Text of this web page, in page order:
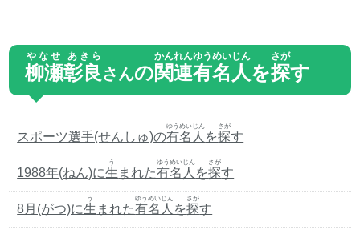
柳瀬彰良
やなせ あきら
さんの関連
かんれん
有名人
ゆうめいじん
を探
さが
す
スポーツ選手(せんしゅ)の有名人
ゆうめいじん
を探
さが
す
1988年(ねん)に生
う
まれた有名人
ゆうめいじん
を探
さが
す
8月(がつ)に生
う
まれた有名人
ゆうめいじん
を探
さが
す